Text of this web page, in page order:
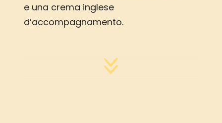
e una crema inglese
d’accompagnamento.